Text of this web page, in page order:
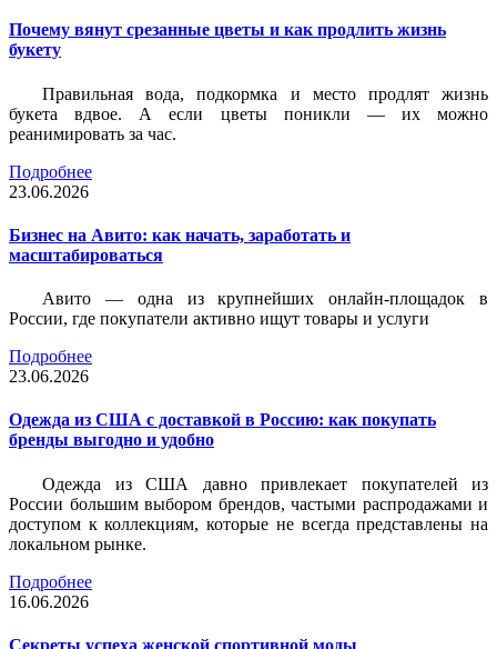
Почему вянут срезанные цветы и как продлить жизнь
букету
Правильная вода, подкормка и место продлят жизнь
букета вдвое. А если цветы поникли — их можно
реанимировать за час.
Подробнее
23.06.2026
Бизнес на Авито: как начать, заработать и
масштабироваться
Авито — одна из крупнейших онлайн-площадок в
России, где покупатели активно ищут товары и услуги
Подробнее
23.06.2026
Одежда из США с доставкой в Россию: как покупать
бренды выгодно и удобно
Одежда из США давно привлекает покупателей из
России большим выбором брендов, частыми распродажами и
доступом к коллекциям, которые не всегда представлены на
локальном рынке.
Подробнее
16.06.2026
Секреты успеха женской спортивной моды